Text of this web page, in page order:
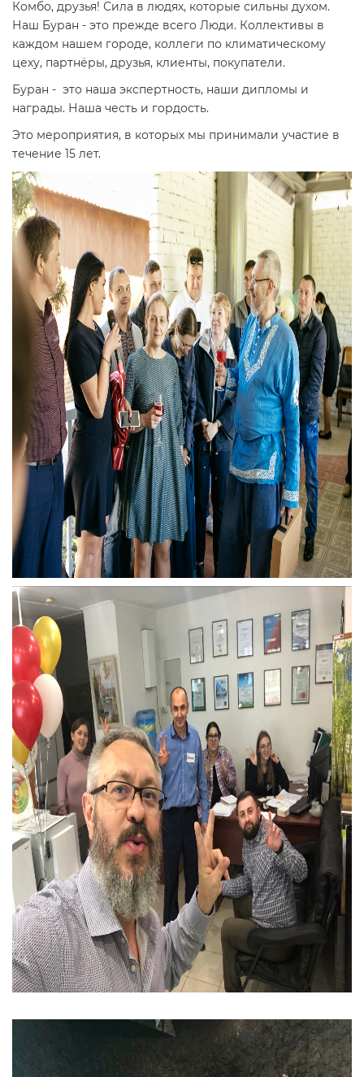
Комбо, друзья! Сила в людях, которые сильны духом.
Наш Буран - это прежде всего Люди. Коллективы в
каждом нашем городе, коллеги по климатическому
цеху, партнёры, друзья, клиенты, покупатели.
Буран - это наша экспертность, наши дипломы и
награды. Наша честь и гордость.
Это мероприятия, в которых мы принимали участие в
течение 15 лет.